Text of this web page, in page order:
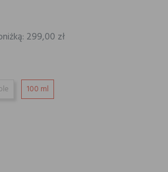
299,00 zł
100 ml